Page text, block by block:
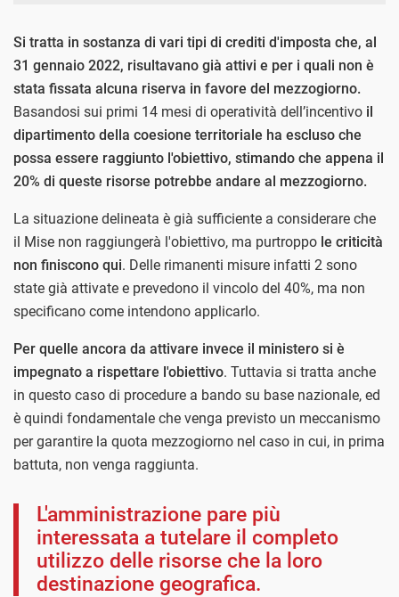
Si tratta in sostanza di vari tipi di crediti d'imposta che, al
31 gennaio 2022, risultavano già attivi e per i quali non è
stata fissata alcuna riserva in favore del mezzogiorno.
Basandosi sui primi 14 mesi di operatività dell’incentivo il
dipartimento della coesione territoriale ha escluso che
possa essere raggiunto l'obiettivo, stimando che appena il
20% di queste risorse potrebbe andare al mezzogiorno.
La situazione delineata è già sufficiente a considerare che
il Mise non raggiungerà l'obiettivo, ma purtroppo le criticità
non finiscono qui. Delle rimanenti misure infatti 2 sono
state già attivate e prevedono il vincolo del 40%, ma non
specificano come intendono applicarlo.
Per quelle ancora da attivare invece il ministero si è
impegnato a rispettare l'obiettivo. Tuttavia si tratta anche
in questo caso di procedure a bando su base nazionale, ed
è quindi fondamentale che venga previsto un meccanismo
per garantire la quota mezzogiorno nel caso in cui, in prima
battuta, non venga raggiunta.
L'amministrazione pare più
interessata a tutelare il completo
utilizzo delle risorse che la loro
destinazione geografica.